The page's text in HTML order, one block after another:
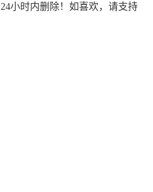
小时内删除！如喜欢，请支持